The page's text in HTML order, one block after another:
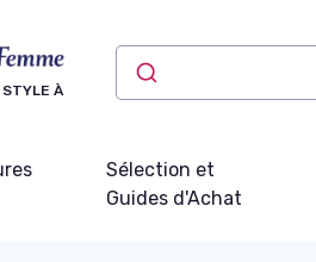
STYLE À
Sélection et
Guides d'Achat